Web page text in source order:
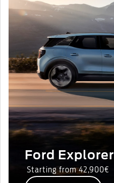
Ford Explorer
Starting from 42,900€